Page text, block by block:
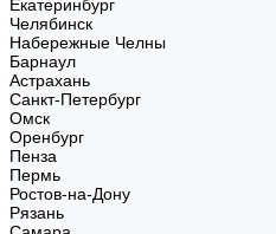
Екатеринбург
Челябинск
Набережные Челны
Барнаул
Астрахань
Санкт-Петербург
Омск
Оренбург
Пенза
Пермь
Ростов-на-Дону
Рязань